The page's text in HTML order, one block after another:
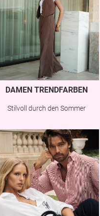
DAMEN TRENDFARBEN
Stilvoll durch den Sommer